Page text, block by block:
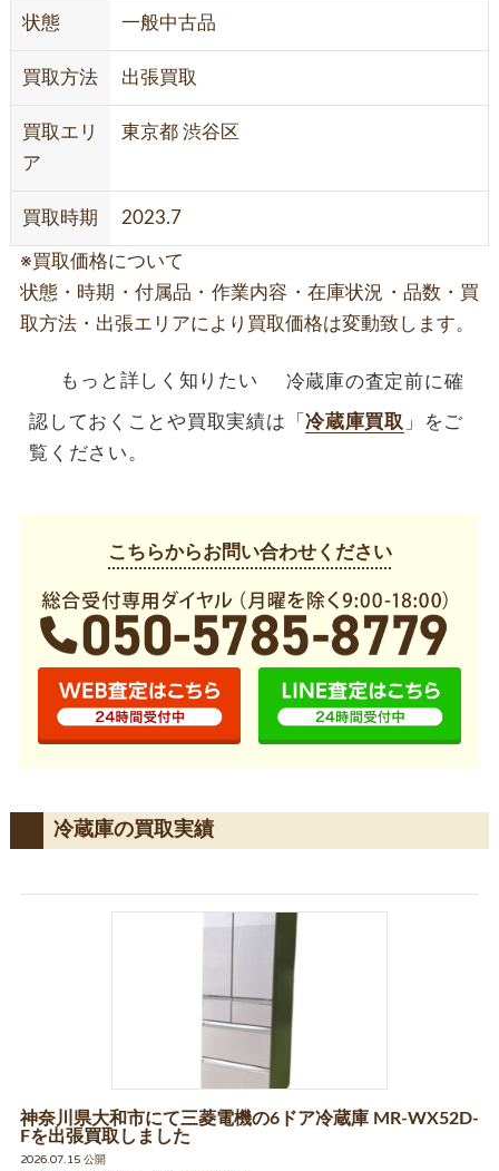
状態 一般中古品
買取方法 出張買取
買取エリ
ア
東京都 渋谷区
買取時期 2023.7
※買取価格について
状態・時期・付属品・作業内容・在庫状況・品数・買
取方法・出張エリアにより買取価格は変動致します。
もっと詳しく知りたい 冷蔵庫の査定前に確
認しておくことや買取実績は「冷蔵庫買取 」をご
覧ください。
こちらからお問い合わせください
冷蔵庫の買取実績
神奈川県大和市にて三菱電機の6ドア冷蔵庫 MR-WX52D-
Fを出張買取しました
2026.07.15 公開